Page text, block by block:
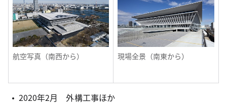
航空写真（南西から） 現場全景（南東から）
2020年2月 外構工事ほか